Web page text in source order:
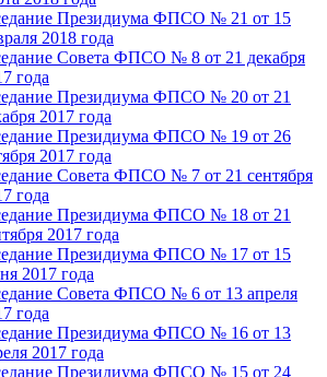
Президиума ФПСО № 21 от 15
2018 года
Совета ФПСО № 8 от 21 декабря
года
Президиума ФПСО № 20 от 21
2017 года
Президиума ФПСО № 19 от 26
2017 года
Совета ФПСО № 7 от 21 сентября
года
Президиума ФПСО № 18 от 21
2017 года
Президиума ФПСО № 17 от 15
2017 года
Совета ФПСО № 6 от 13 апреля
года
Президиума ФПСО № 16 от 13
2017 года
Президиума ФПСО № 15 от 24